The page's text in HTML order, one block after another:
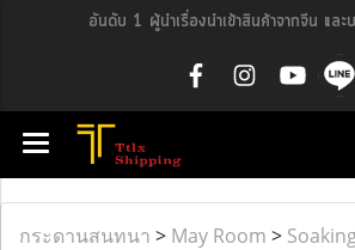
อันดับ 1 ผู้นำเรื่องนำเข้าสินค้าจากจีน และ
กระดานสนทนา > May Room >